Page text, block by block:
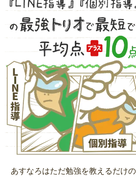
あすなろはただ勉強を教えるだけ